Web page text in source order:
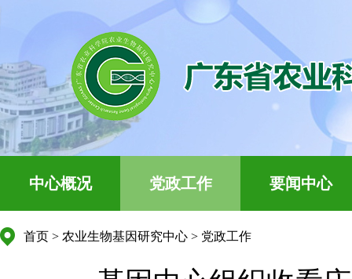
中心概况 党政工作 要闻中心
首页 > 农业生物基因研究中心 > 党政工作